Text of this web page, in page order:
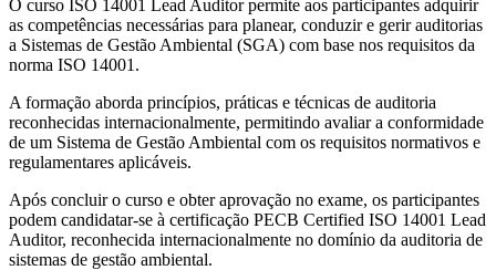
O curso ISO 14001 Lead Auditor permite aos participantes adquirir
as competências necessárias para planear, conduzir e gerir auditorias
a Sistemas de Gestão Ambiental (SGA) com base nos requisitos da
norma ISO 14001 .
A formação aborda princípios, práticas e técnicas de auditoria
reconhecidas internacionalmente, permitindo avaliar a conformidade
de um Sistema de Gestão Ambiental com os requisitos normativos e
regulamentares aplicáveis.
Após concluir o curso e obter aprovação no exame, os participantes
podem candidatar-se à certificação PECB Certified ISO 14001 Lead
Auditor, reconhecida internacionalmente no domínio da auditoria de
sistemas de gestão ambiental.